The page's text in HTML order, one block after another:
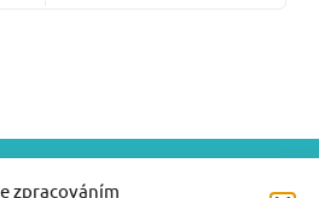
zpracováním
video kurzy pro rodiče